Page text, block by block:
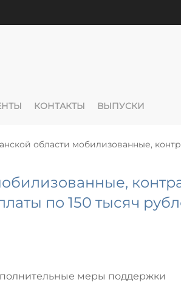
КОНТАКТЫ ВЫПУСКИ
области мобилизованные,
по 150 тысяч
меры поддержки